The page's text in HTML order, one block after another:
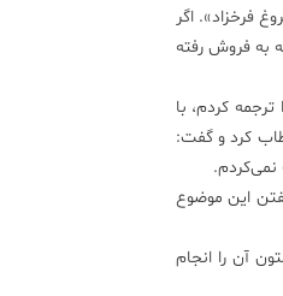
فرخزاد». اگر
به فروش رفته
کردم، با
کرد و گفت:
نمی‌کردم.
این موضوع
آن را انجام